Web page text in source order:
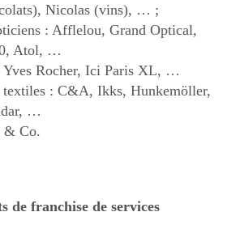
Nicolas (vins), … ;
: Afflelou, Grand Optical,
Atol, …
Yves Rocher, Ici Paris XL, …
textiles : C&A, Ikks, Hunkemöller,
…
& Co.
de franchise de services